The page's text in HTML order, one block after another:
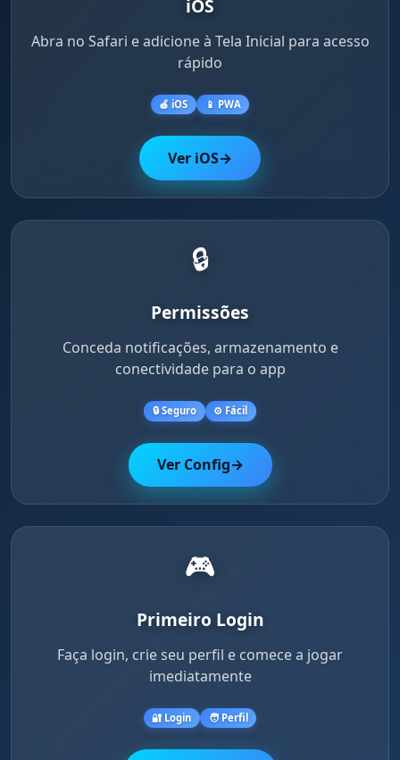
iOS
Abra no Safari e adicione à Tela Inicial para acesso
rápido
🍎 iOS 📱 PWA
Ver iOS→
🔒
Permissões
Conceda notificações, armazenamento e
conectividade para o app
🔒 Seguro ⚙️ Fácil
Ver Config→
🎮
Primeiro Login
Faça login, crie seu perfil e comece a jogar
imediatamente
🔐 Login 🧑 Perfil